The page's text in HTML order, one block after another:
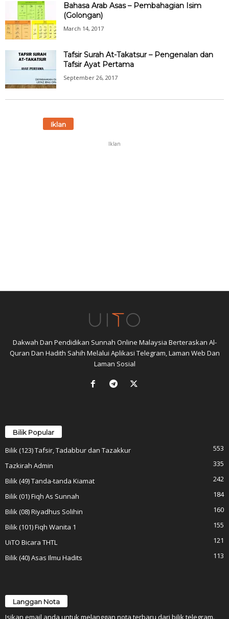
Bahasa Arab Asas – Pembahagian Isim
(Golongan)
March 14, 2017
Tafsir Surah At-Takatsur – Pengenalan dan
Tafsir Ayat Pertama
September 26, 2017
Iklan
Iklan
Dakwah Dan Pendidikan Sunnah Online Malaysia Berteraskan Al-
Quran Dan Hadith Sahih Melalui Aplikasi Telegram, Laman Web Dan
Laman Sosial
Bilik Popular
Bilik (123) Tafsir, Tadabbur dan Tazakkur
553
Tazkirah Admin
335
Bilik (49) Tanda-tanda Kiamat
242
Bilik (01) Fiqh As Sunnah
184
Bilik (08) Riyadhus Solihin
160
Bilik (101) Fiqh Wanita 1
155
UiTO Bicara THTL
121
Bilik (40) Asas Ilmu Hadits
113
Langgan Nota
Isikan email anda untuk melanggan nota terbaru dari bilik telegram.